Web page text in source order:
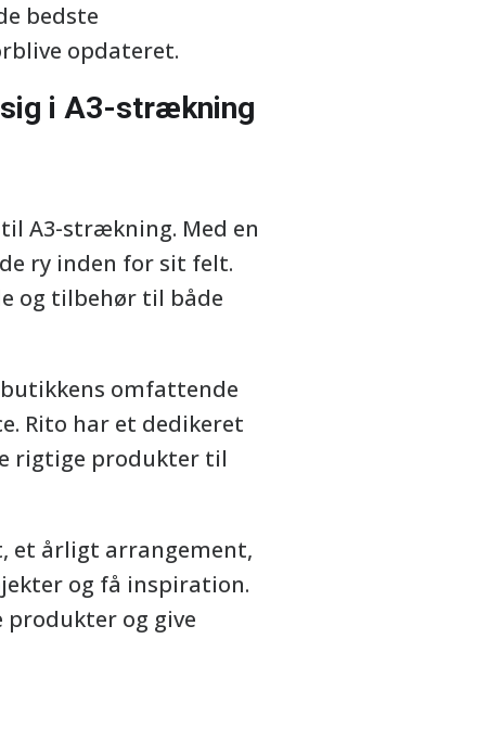
bedste
opdateret.
sig i A3-strækning
A3-strækning. Med en
ry inden for sit felt.
og tilbehør til både
omfattende
Rito har et dedikeret
rigtige produkter til
et årligt arrangement,
og få inspiration.
og give